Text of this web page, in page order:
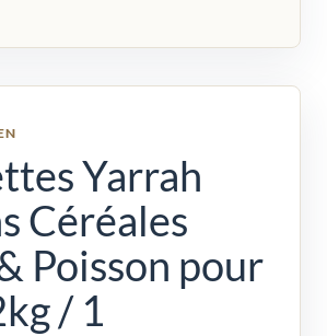
Yarrah
Céréales
Poisson pour
/ 1